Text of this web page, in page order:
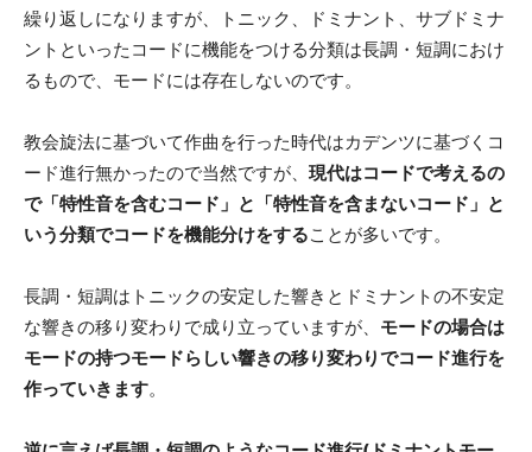
繰り返しになりますが、トニック、ドミナント、サブドミナ
ントといったコードに機能をつける分類は長調・短調におけ
るもので、モードには存在しないのです。
教会旋法に基づいて作曲を行った時代はカデンツに基づくコ
ード進行無かったので当然ですが、 現代はコードで考えるの
で「特性音を含むコード」と「特性音を含まないコード」と
いう分類でコードを機能分けをすることが多いです。
長調・短調はトニックの安定した響きとドミナントの不安定
な響きの移り変わりで成り立っていますが、 モードの場合は
モードの持つモードらしい響きの移り変わりでコード進行を
作っていきます。